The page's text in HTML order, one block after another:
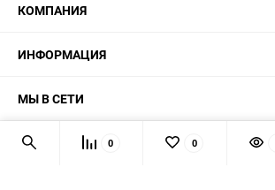
КОМПАНИЯ
ИНФОРМАЦИЯ
МЫ В СЕТИ
КОНТАКТЫ 0 0